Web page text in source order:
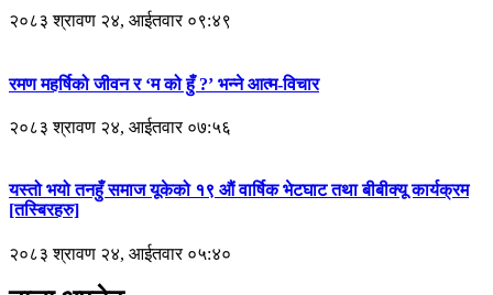
२०८३ श्रावण २४, आईतवार ०९:४९
रमण महर्षिको जीवन र ‘म को हुँ ?’ भन्ने आत्म-विचार
२०८३ श्रावण २४, आईतवार ०७:५६
यस्तो भयो तनहुँ समाज यूकेको १९ औं वार्षिक भेटघाट तथा बीबीक्यू कार्यक्रम
[तस्बिरहरु]
२०८३ श्रावण २४, आईतवार ०५:४०